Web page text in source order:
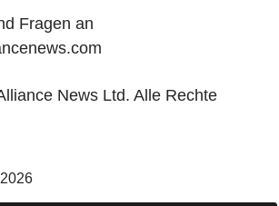
Fragen an
News Ltd. Alle Rechte